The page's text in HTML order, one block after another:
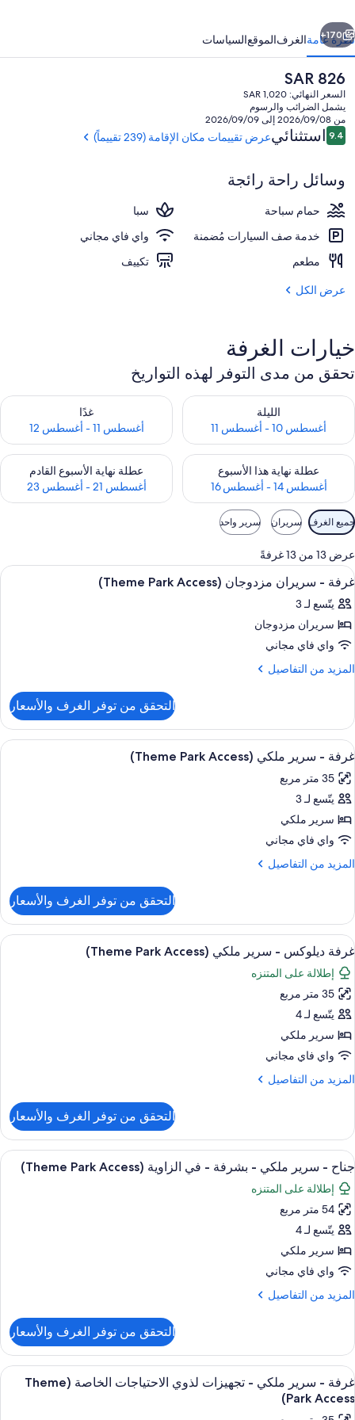
كوليكشن
باي
هيلتون
الردهة
التالي
170+
نظرة عامةالغرفالموقعالسياسات
السعر
الحالي
هو
SAR
826
SAR 826
السعر النهائي: SAR 1,020
يشمل الضرائب والرسوم
من 2026/09/08 إلى 2026/09/09
التقييمات
9.49.4 من 10استثنائيعرض تقييمات مكان الإقامة (239 تقييماً)
وسائل راحة رائجة
حمام سباحة
سبا
خدمة صف السيارات مُضمنة
واي فاي مجاني
مطعم
تكييف
عرض الكل
خيارات الغرفة
تحقق من مدى التوفر لهذه التواريخ
الليلة
أغسطس 10 - أغسطس 11
تحقق من مدى التوفر لليلة للفترة أغسطس 10 - أغسطس 11
غدًا
أغسطس 11 - أغسطس 12
تحقق من مدى التوفر لغد للفترة أغسطس
عطلة نهاية هذا الأسبوع
أغسطس 14 - أغسطس 16
تحقق من مدى التوفر لعطلة نهاية هذا الأسبوع للفترة أغسطس 14 - أغسطس 16
عطلة نهاية الأسبوع القادم
أغسطس 21 - أغسطس 23
تحقق من مدى التوفر لعطلة نهاية
عوامل
التصفية
المتاحة
للغرف
جميع الغرف سريران سرير واحد
عرض 13 من 13 غرفةً
استعراض
جميع
صور
غرفة
-
سريران
Park
Access)
5
غرفة - سريران مزدوجان (Theme Park Access)
يتّسع لـ 3
سريران مزدوجان
واي فاي مجاني
المزيد من التفاصيل
المزيد
غرفة
سريران
مزدوجان
(Theme
Park
التحقق من توفر الغرف والأسعار
استعراض
جميع
صور
غرفة
-
سرير
ملكي
(Theme
Access)
6
غرفة - سرير ملكي (Theme Park Access)
35 متر مربع
يتّسع لـ 3
سرير ملكي
واي فاي مجاني
المزيد من التفاصيل
المزيد
غرفة
سرير
ملكي
(Theme
Park
Access)
التحقق من توفر الغرف والأسعار
استعراض
جميع
صور
غرفة
ديلوكس
-
سرير
ملكي
(Theme
11
غرفة ديلوكس - سرير ملكي (Theme Park Access)
إطلالة على المتنزه
35 متر مربع
يتّسع لـ 4
سرير ملكي
واي فاي مجاني
المزيد من التفاصيل
المزيد
غرفة
ديلوكس
-
سرير
ملكي
(Theme
Park
Access)
التحقق من توفر الغرف والأسعار
استعراض
جميع
صور
جناح
-
سرير
ملكي
-
بشرفة
الزاوية
(Theme
Park
Access)
ميني بار وخزنة داخل الغرفة ومكتب
11
جناح - سرير ملكي - بشرفة - في الزاوية (Theme Park Access)
إطلالة على المتنزه
54 متر مربع
يتّسع لـ 4
سرير ملكي
واي فاي مجاني
المزيد من التفاصيل
المزيد
جناح
سرير
ملكي
التحقق من توفر الغرف والأسعار
استعراض
جميع
صور
ميني بار وخزنة داخل الغرفة ومكتب
5
غرفة - سرير ملكي - تجهيزات لذوي الاحتياجات الخاصة (Theme
Park Access)